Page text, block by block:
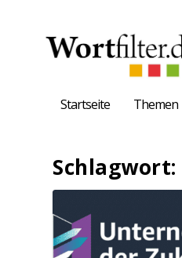
Startseite Themen
Schlagwort: